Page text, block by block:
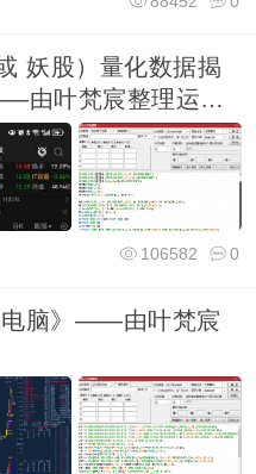
妖股）量化数据揭
由叶梵宸整理运用
0
106582
电脑》——由叶梵宸